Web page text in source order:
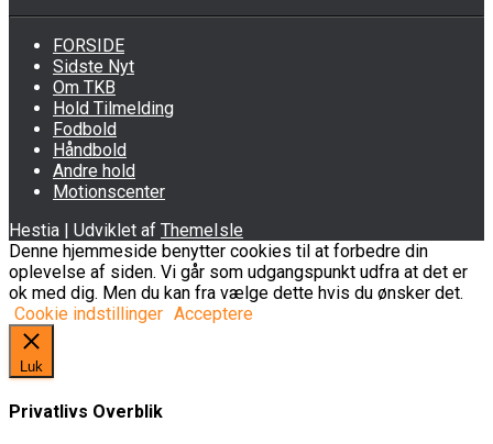
FORSIDE
Sidste Nyt
Om TKB
Hold Tilmelding
Fodbold
Håndbold
Andre hold
Motionscenter
Hestia | Udviklet af ThemeIsle
Denne hjemmeside benytter cookies til at forbedre din
oplevelse af siden. Vi går som udgangspunkt udfra at det er
ok med dig. Men du kan fra vælge dette hvis du ønsker det.
Cookie indstillinger Acceptere
Luk
Privatlivs Overblik